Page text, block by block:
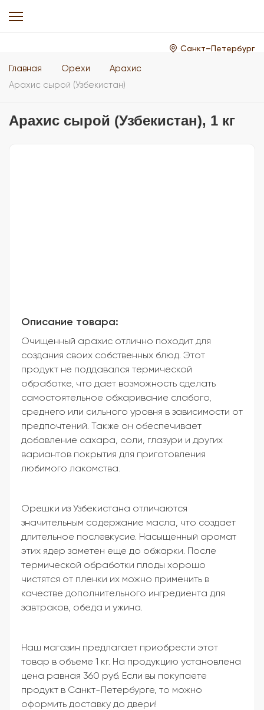
Санкт–Петербург
Главная Орехи
Арахис
Арахис сырой (Узбекистан)
Арахис сырой (Узбекистан), 1 кг
Описание товара:
Очищенный арахис отлично походит для
создания своих собственных блюд. Этот
продукт не поддавался термической
обработке, что дает возможность сделать
самостоятельное обжаривание слабого,
среднего или сильного уровня в зависимости от
предпочтений. Также он обеспечивает
добавление сахара, соли, глазури и других
вариантов покрытия для приготовления
любимого лакомства.
Орешки из Узбекистана отличаются
значительным содержание масла, что создает
длительное послевкусие. Насыщенный аромат
этих ядер заметен еще до обжарки. После
термической обработки плоды хорошо
чистятся от пленки их можно применить в
качестве дополнительного ингредиента для
завтраков, обеда и ужина.
Наш магазин предлагает приобрести этот
товар в объеме 1 кг. На продукцию установлена
цена равная 360 руб. Если вы покупаете
продукт в Санкт-Петербурге, то можно
оформить доставку до двери!